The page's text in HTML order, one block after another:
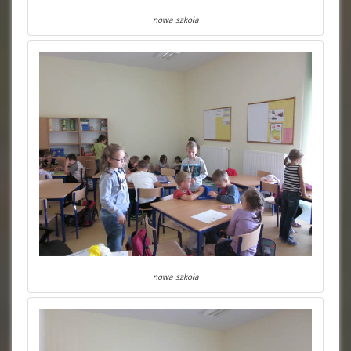
nowa szkoła
nowa szkoła